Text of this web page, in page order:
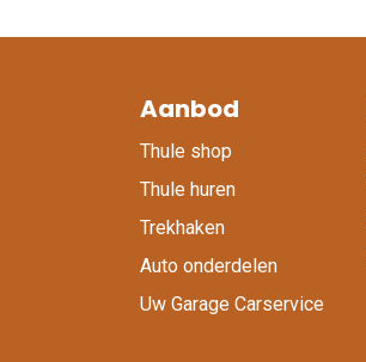
Aanbod
Thule shop
Thule huren
Trekhaken
Auto onderdelen
Uw Garage Carservice